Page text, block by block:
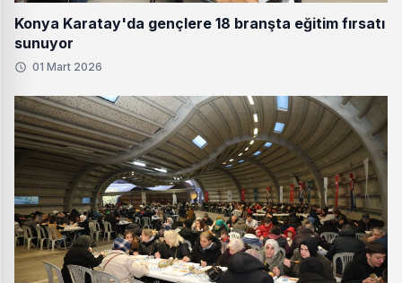
Konya Karatay'da gençlere 18 branşta eğitim fırsatı
sunuyor
01 Mart 2026